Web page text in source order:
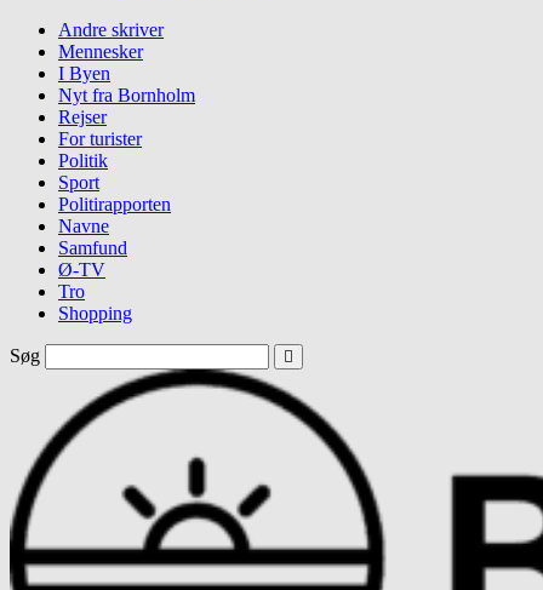
Andre skriver
Mennesker
I Byen
Nyt fra Bornholm
Rejser
For turister
Politik
Sport
Politirapporten
Navne
Samfund
Ø-TV
Tro
Shopping
Søg